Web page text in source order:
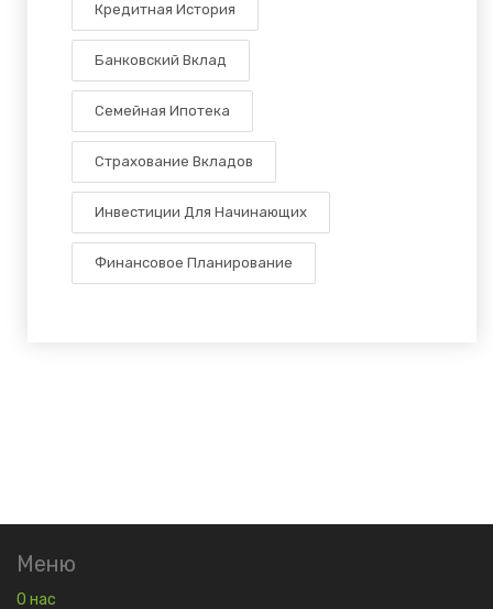
Кредитная История
Банковский Вклад
Семейная Ипотека
Страхование Вкладов
Инвестиции Для Начинающих
Финансовое Планирование
Меню
О нас